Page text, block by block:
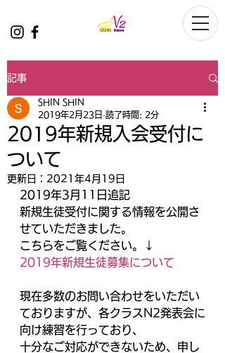
記事
2019年新規入会受付に
ついて
SHIN SHIN
2019年2月23日 読了時間: 2分
更新日： 2021年4月19日
2019年3月11日追記
新規生徒受付に関する情報を公開さ
せていただきました。
こちらをご覧ください。↓
2019年新規生徒募集について
現在多数のお問い合わせをいただい
ておりますが、各クラスN2発表会に
向け練習を行っており、
十分なご対応ができないため、申し